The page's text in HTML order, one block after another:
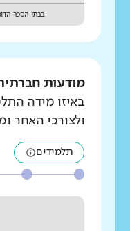
בבתי הספר
מודעות
באיזו מידה
ולצורכי האחר
תלמידים